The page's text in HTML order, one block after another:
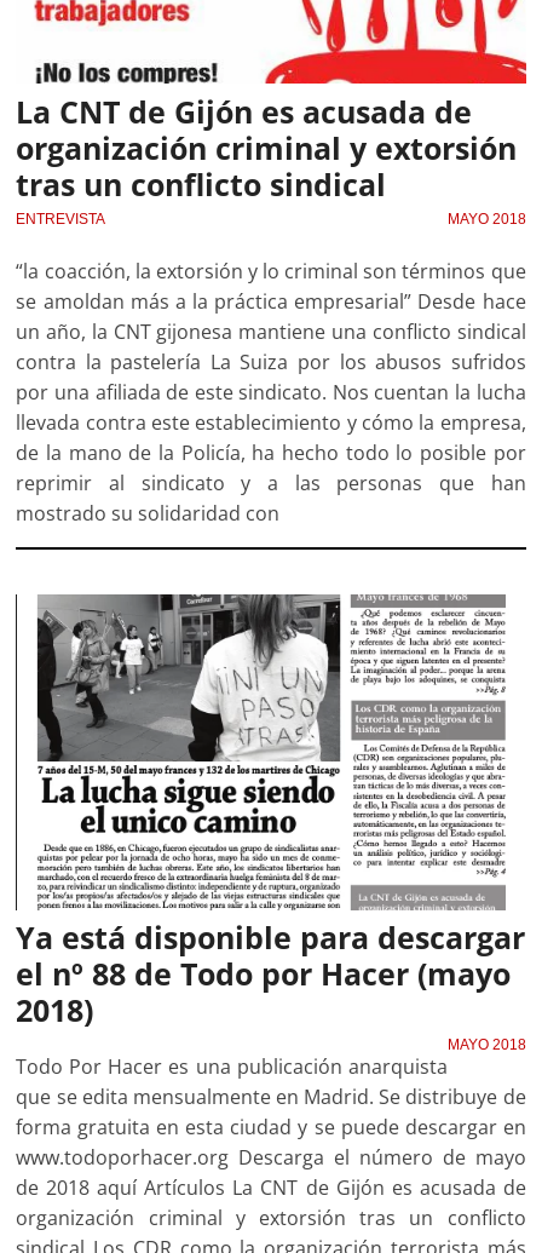
La CNT de Gijón es acusada de
organización criminal y extorsión
tras un conflicto sindical
ENTREVISTA MAYO 2018
“la coacción, la extorsión y lo criminal son términos que
se amoldan más a la práctica empresarial” Desde hace
un año, la CNT gijonesa mantiene una conflicto sindical
contra la pastelería La Suiza por los abusos sufridos
por una afiliada de este sindicato. Nos cuentan la lucha
llevada contra este establecimiento y cómo la empresa,
de la mano de la Policía, ha hecho todo lo posible por
reprimir al sindicato y a las personas que han
mostrado su solidaridad con
Ya está disponible para descargar
el nº 88 de Todo por Hacer (mayo
2018)
MAYO 2018
Todo Por Hacer es una publicación anarquista
que se edita mensualmente en Madrid. Se distribuye de
forma gratuita en esta ciudad y se puede descargar en
www.todoporhacer.org Descarga el número de mayo
de 2018 aquí Artículos La CNT de Gijón es acusada de
organización criminal y extorsión tras un conflicto